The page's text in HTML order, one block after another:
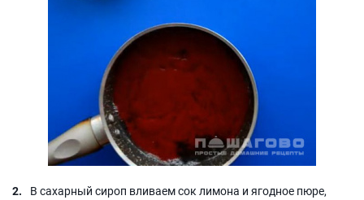
В сахарный сироп вливаем сок лимона и ягодное пюре,